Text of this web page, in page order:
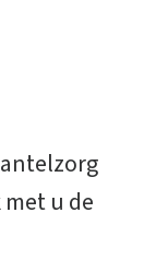
u de